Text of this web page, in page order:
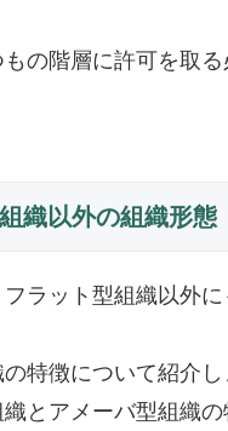
の階層に許可を取
織以外の組織形態
ラット型組織以外
特徴について紹介し
とアメーバ型組織